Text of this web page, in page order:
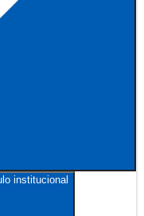
institucional